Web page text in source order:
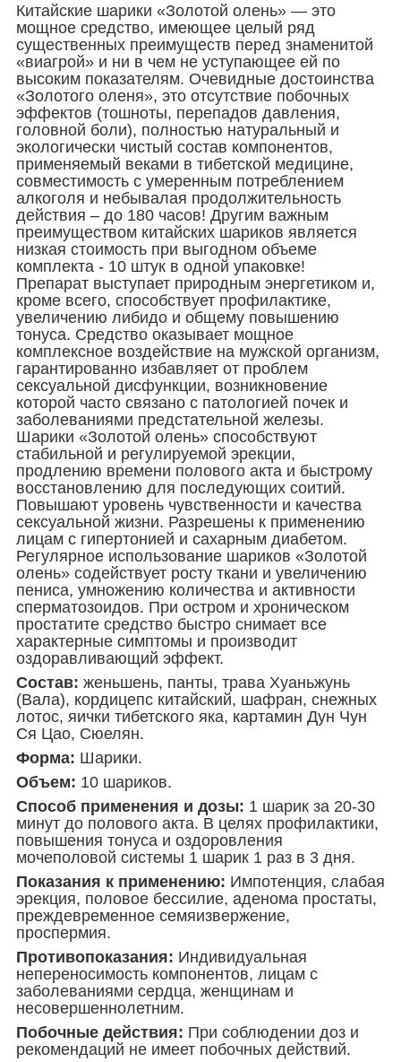
Китайские шарики «Золотой олень» — это
мощное средство, имеющее целый ряд
существенных преимуществ перед знаменитой
«виагрой» и ни в чем не уступающее ей по
высоким показателям. Очевидные достоинства
«Золотого оленя», это отсутствие побочных
эффектов (тошноты, перепадов давления,
головной боли), полностью натуральный и
экологически чистый состав компонентов,
применяемый веками в тибетской медицине,
совместимость с умеренным потреблением
алкоголя и небывалая продолжительность
действия – до 180 часов! Другим важным
преимуществом китайских шариков является
низкая стоимость при выгодном объеме
комплекта - 10 штук в одной упаковке!
Препарат выступает природным энергетиком и,
кроме всего, способствует профилактике,
увеличению либидо и общему повышению
тонуса. Средство оказывает мощное
комплексное воздействие на мужской организм,
гарантированно избавляет от проблем
сексуальной дисфункции, возникновение
которой часто связано с патологией почек и
заболеваниями предстательной железы.
Шарики «Золотой олень» способствуют
стабильной и регулируемой эрекции,
продлению времени полового акта и быстрому
восстановлению для последующих соитий.
Повышают уровень чувственности и качества
сексуальной жизни. Разрешены к применению
лицам с гипертонией и сахарным диабетом.
Регулярное использование шариков «Золотой
олень» содействует росту ткани и увеличению
пениса, умножению количества и активности
сперматозоидов. При остром и хроническом
простатите средство быстро снимает все
характерные симптомы и производит
оздоравливающий эффект.
Состав: женьшень, панты, трава Хуаньжунь
(Вала), кордицепс китайский, шафран, снежных
лотос, яички тибетского яка, картамин Дун Чун
Ся Цао, Сюелян.
Форма: Шарики.
Объем: 10 шариков.
Способ применения и дозы: 1 шарик за 20-30
минут до полового акта. В целях профилактики,
повышения тонуса и оздоровления
мочеполовой системы 1 шарик 1 раз в 3 дня.
Показания к применению: Импотенция, слабая
эрекция, половое бессилие, аденома простаты,
преждевременное семяизвержение,
проспермия.
Противопоказания: Индивидуальная
непереносимость компонентов, лицам с
заболеваниями сердца, женщинам и
несовершеннолетним.
Побочные действия: При соблюдении доз и
рекомендаций не имеет побочных действий.